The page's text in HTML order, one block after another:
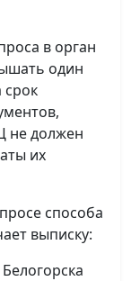
в орган
один
срок
не должен
их
способа
выписку: